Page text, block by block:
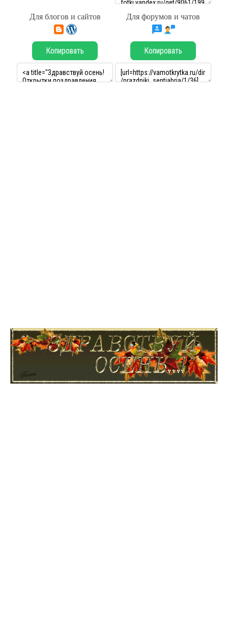
Для блогов и сайтов Для форумов и чатов
Копировать Копировать